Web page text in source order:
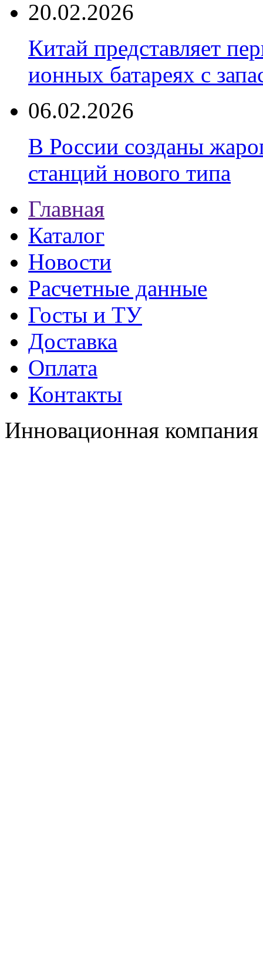
20.02.2026
Китай представляет
ионных батареях с
06.02.2026
В России созданы
станций нового типа
Главная
Каталог
Новости
Расчетные данные
Госты и ТУ
Доставка
Оплата
Контакты
Инновационная